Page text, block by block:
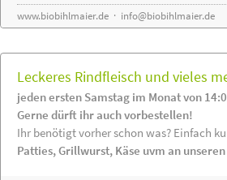
www.biobihlmaier.de· info@biobihlmaier.de
Leckeres Rindfleisch und vieles
jeden ersten Samstag im Monat von
Gerne dürft ihr auch vorbestellen!
Ihr benötigt vorher schon was? Einfach
Patties, Grillwurst, Käse uvm an